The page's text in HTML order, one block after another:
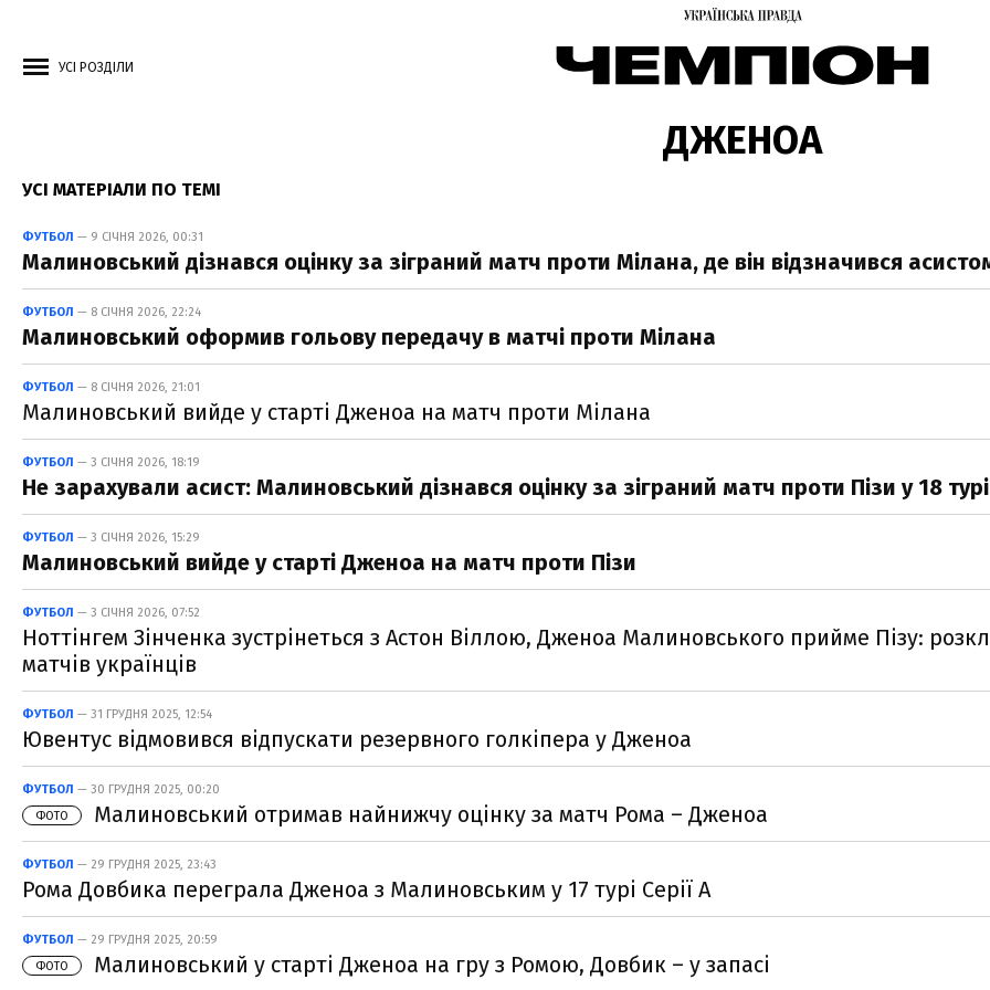
УСІ РОЗДІЛИ
ДЖЕНОА
УСІ МАТЕРІАЛИ ПО ТЕМІ
ФУТБОЛ — 9 СІЧНЯ 2026, 00:31
Малиновський дізнався оцінку за зіграний матч проти Мілана, де він відзначився
ФУТБОЛ — 8 СІЧНЯ 2026, 22:24
Малиновський оформив гольову передачу в матчі проти Мілана
ФУТБОЛ — 8 СІЧНЯ 2026, 21:01
Малиновський вийде у старті Дженоа на матч проти Мілана
ФУТБОЛ — 3 СІЧНЯ 2026, 18:19
Не зарахували асист: Малиновський дізнався оцінку за зіграний матч проти Пізи у 18 турі
ФУТБОЛ — 3 СІЧНЯ 2026, 15:29
Малиновський вийде у старті Дженоа на матч проти Пізи
ФУТБОЛ — 3 СІЧНЯ 2026, 07:52
Ноттінгем Зінченка зустрінеться з Астон Віллою, Дженоа Малиновського прийме Пізу:
матчів українців
ФУТБОЛ — 31 ГРУДНЯ 2025, 12:54
Ювентус відмовився відпускати резервного голкіпера у Дженоа
ФУТБОЛ — 30 ГРУДНЯ 2025, 00:20
ФОТО
Малиновський отримав найнижчу оцінку за матч Рома – Дженоа
ФУТБОЛ — 29 ГРУДНЯ 2025, 23:43
Рома Довбика переграла Дженоа з Малиновським у 17 турі Серії А
ФУТБОЛ — 29 ГРУДНЯ 2025, 20:59
ФОТО
Малиновський у старті Дженоа на гру з Ромою, Довбик – у запасі